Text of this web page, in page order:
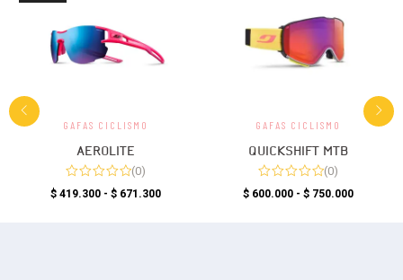
GAFAS CICLISMO
AEROLITE
(0)
$419.300 - $671.300
GAFAS CICLISMO
QUICKSHIFT MTB
(0)
$600.000 - $750.000